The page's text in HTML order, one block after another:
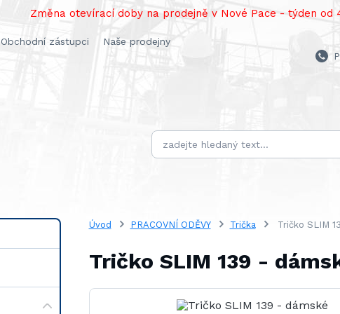
Změna otevírací doby na prodejně v Nové Pace - týden od
Obchodní zástupci Naše prodejny
Úvod PRACOVNÍ ODĚVY Trička Tričko SLIM
Tričko SLIM 139 -